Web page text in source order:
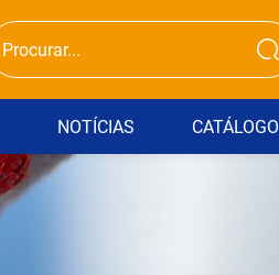
NOTÍCIAS CATÁLOGO